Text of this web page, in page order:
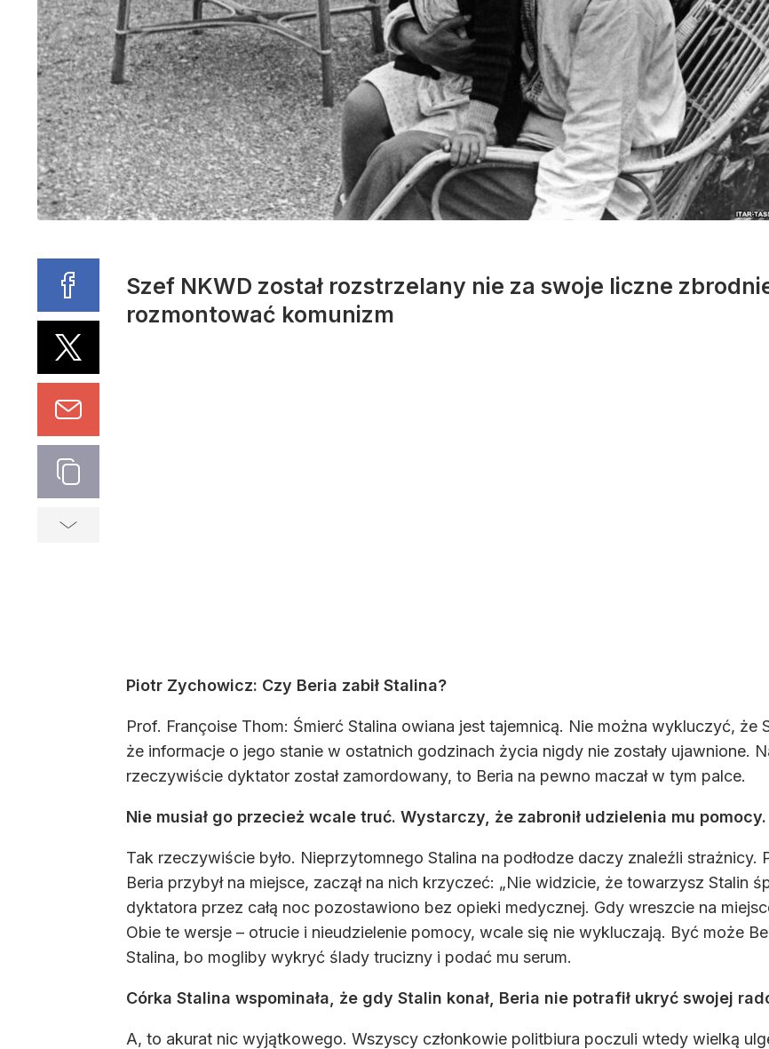
Szef NKWD został rozstrzelany nie za swoje liczne
rozmontować komunizm
Piotr Zychowicz: Czy Beria zabił Stalina?
Prof. Françoise Thom: Śmierć Stalina owiana jest tajemnicą. Nie można wykluczyć, że
że informacje o jego stanie w ostatnich godzinach życia nigdy nie zostały ujawnione.
rzeczywiście dyktator został zamordowany, to Beria na pewno maczał w tym palce.
Nie musiał go przecież wcale truć. Wystarczy, że zabronił udzielenia mu pomocy.
Tak rzeczywiście było. Nieprzytomnego Stalina na podłodze daczy znaleźli strażnicy.
Beria przybył na miejsce, zaczął na nich krzyczeć: „Nie widzicie, że towarzysz Stalin
dyktatora przez całą noc pozostawiono bez opieki medycznej. Gdy wreszcie na
Obie te wersje – otrucie i nieudzielenie pomocy, wcale się nie wykluczają. Być może
Stalina, bo mogliby wykryć ślady trucizny i podać mu serum.
Córka Stalina wspominała, że gdy Stalin konał, Beria nie potrafił ukryć swojej
A, to akurat nic wyjątkowego. Wszyscy członkowie politbiura poczuli wtedy wielką